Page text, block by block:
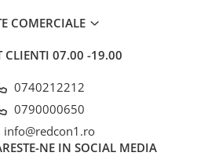
COMERCIALE
CLIENTI 07.00 -19.00
0740212212
0790000650
info@redcon1.ro
NE IN SOCIAL MEDIA